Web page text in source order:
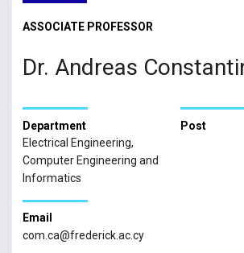
ASSOCIATE PROFESSOR
Dr. Andreas
Department
Electrical Engineering,
Computer Engineering and
Informatics
Post
Email
com.ca@frederick.ac.cy